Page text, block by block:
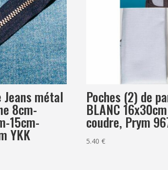
métal
8cm-
15cm-
YKK
Poches (2) de
BLANC
coudre, Prym
5.40€